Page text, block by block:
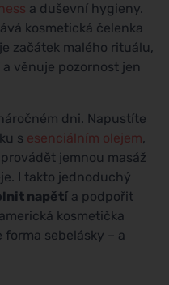
a duševní hygieny.
kosmetická čelenka
začátek malého rituálu,
věnuje pozornost jen
dni. Napustíte
s esenciálním olejem,
jemnou masáž
I takto jednoduchý
napětí a podpořit
kosmetička
forma sebelásky – a